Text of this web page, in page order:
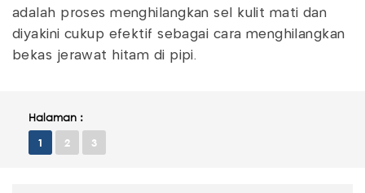
adalah proses menghilangkan sel kulit mati dan
diyakini cukup efektif sebagai cara menghilangkan
bekas jerawat hitam di pipi.
Halaman :
1 2 3